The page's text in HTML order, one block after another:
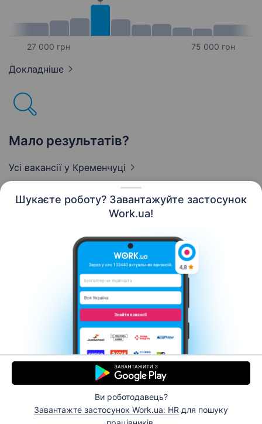
Шукаєте роботу? Завантажуйте застосунок
Work.ua!
Ви роботодавець?
Завантажте застосунок Work.ua: HR для пошуку
27 000 грн 75 000 грн
Докладніше
Мало результатів?
Усі вакансії у Кременчуці
Контакти Про нас
Кар’єра
Допомога Умови використання
© 2006–2026 Work.ua. Сервіс пошуку роботи №1 в